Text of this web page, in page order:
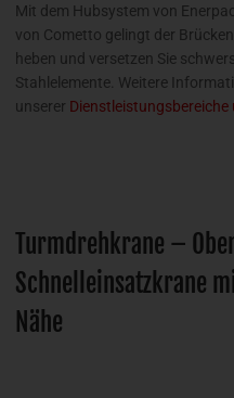
Mit dem Hubsystem von
von Cometto gelingt der
heben und versetzen Sie
Stahlelemente. Weitere
unserer
Turmdrehkrane –
Schnelleinsatzkrane
Nähe